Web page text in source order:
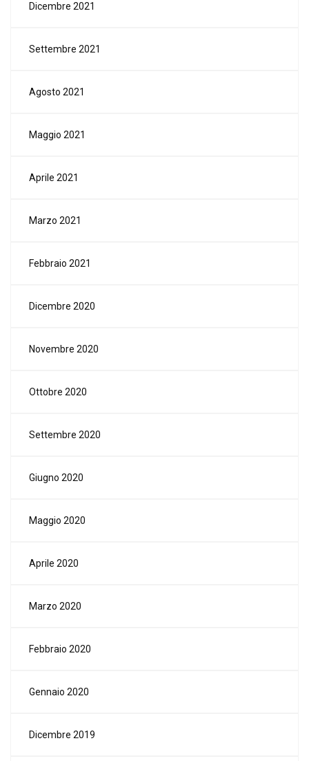
Dicembre 2021
Settembre 2021
Agosto 2021
Maggio 2021
Aprile 2021
Marzo 2021
Febbraio 2021
Dicembre 2020
Novembre 2020
Ottobre 2020
Settembre 2020
Giugno 2020
Maggio 2020
Aprile 2020
Marzo 2020
Febbraio 2020
Gennaio 2020
Dicembre 2019